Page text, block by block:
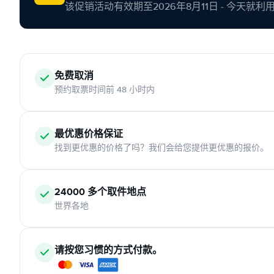
该促销活动有效期至2026年8月11日 - 今天就利用
免费取消
预约取票时间前 48 小时内
最优惠价格保证
找到更优惠的价格了吗？我们会给您提供更优惠的报价。
24000 多个取件地点
世界各地
请按您习惯的方式付款。